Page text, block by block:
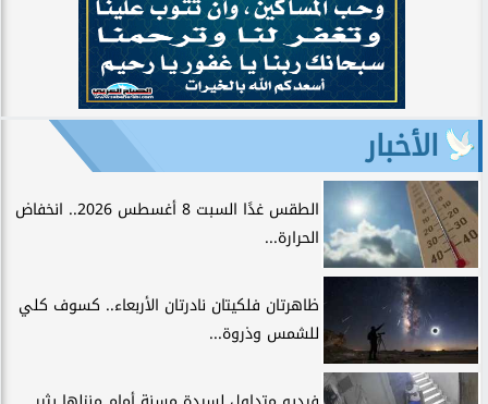
الأخبار
الطقس غدًا السبت 8 أغسطس 2026.. انخفاض
الحرارة...
ظاهرتان فلكيتان نادرتان الأربعاء.. كسوف كلي
للشمس وذروة...